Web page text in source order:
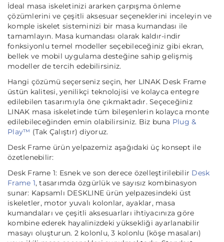
İdeal masa iskeletinizi ararken çarpışma önleme
çözümlerini ve çeşitli aksesuar seçeneklerini inceleyin ve
komple iskelet sisteminizi bir masa kumandası ile
tamamlayın. Masa kumandası olarak kaldır-indir
fonksiyonlu temel modeller seçebileceğiniz gibi ekran,
bellek ve mobil uygulama desteğine sahip gelişmiş
modeller de tercih edebilirsiniz.
Hangi çözümü seçerseniz seçin, her LINAK Desk Frame
üstün kalitesi, yenilikçi teknolojisi ve kolayca entegre
edilebilen tasarımıyla öne çıkmaktadır. Seçeceğiniz
LINAK masa iskeletinde tüm bileşenlerin kolayca monte
edilebileceğinden emin olabilirsiniz. Biz buna Plug &
Play™ (Tak Çalıştır) diyoruz.
Desk Frame ürün yelpazemiz aşağıdaki üç konsept ile
özetlenebilir:
Desk Frame 1: Esnek ve son derece özelleştirilebilir Desk
Frame 1, tasarımda özgürlük ve sayısız kombinasyon
sunar: Kapsamlı DESKLINE ürün yelpazesindeki üst
iskeletler, motor yuvalı kolonlar, ayaklar, masa
kumandaları ve çeşitli aksesuarları ihtiyacınıza göre
kombine ederek hayalinizdeki yüksekliği ayarlanabilir
masayı oluşturun. 2 kolonlu, 3 kolonlu (köşe masaları)